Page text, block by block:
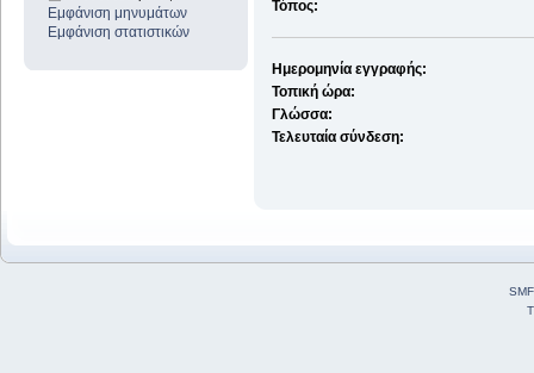
Εμφάνιση μηνυμάτων
Εμφάνιση στατιστικών
Τόπος:
Ημερομηνία εγγραφής:
Τοπική ώρα:
Γλώσσα:
Τελευταία σύνδεση: